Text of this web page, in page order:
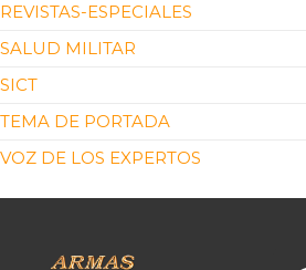
REVISTAS-ESPECIALES
SALUD MILITAR
SICT
TEMA DE PORTADA
VOZ DE LOS EXPERTOS